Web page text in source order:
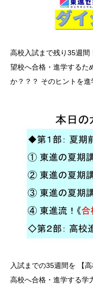
高校入試まで残り35週間
望校へ合格・進学するた
か？？？ そのヒントを進
入試までの35週間を 【
高校へ合格・進学する学